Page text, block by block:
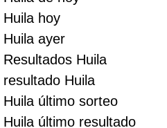
Huila hoy
Huila ayer
Resultados Huila
resultado Huila
Huila último sorteo
Huila último resultado